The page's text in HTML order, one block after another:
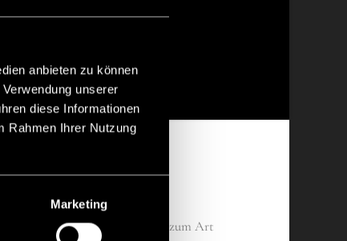
anbieten zu können
unserer
diese Informationen
Rahmen Ihrer Nutzung
Marketing
Du vom Junior Stylist bis zum Art